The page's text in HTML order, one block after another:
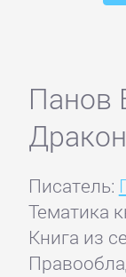
Панов
Писатель:
Тематика
Книга из